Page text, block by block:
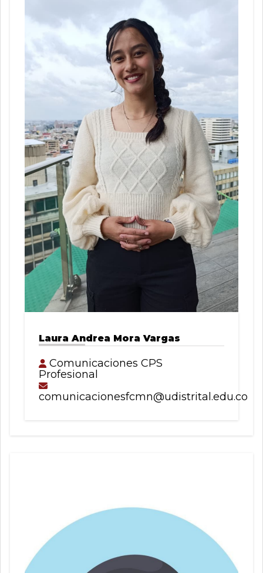
Laura Andrea Mora Vargas
Comunicaciones CPS
Profesional
comunicacionesfcmn@udistrital.edu.co